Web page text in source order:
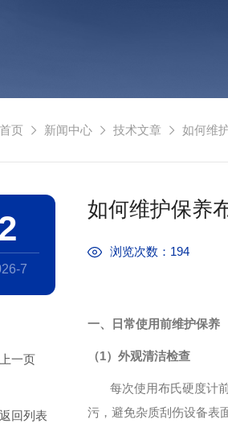
页 新闻中心 技术文章 如何维
如何维护保养
浏览次数：194
一、日常使用前维护保养
（1）外观清洁检查
每次使用布氏硬度计
污，避免杂质刮伤设备表
7
返回列表